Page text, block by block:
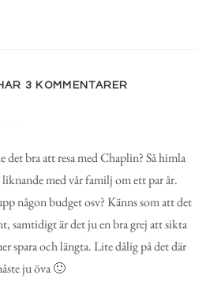
3 KOMMENTARER
det bra att resa med Chaplin? Så himla
liknande med vår familj om ett par år.
någon budget osv? Känns som att det
samtidigt är det ju en bra grej att sikta
spara och längta. Lite dålig på det där
ju öva 🙂